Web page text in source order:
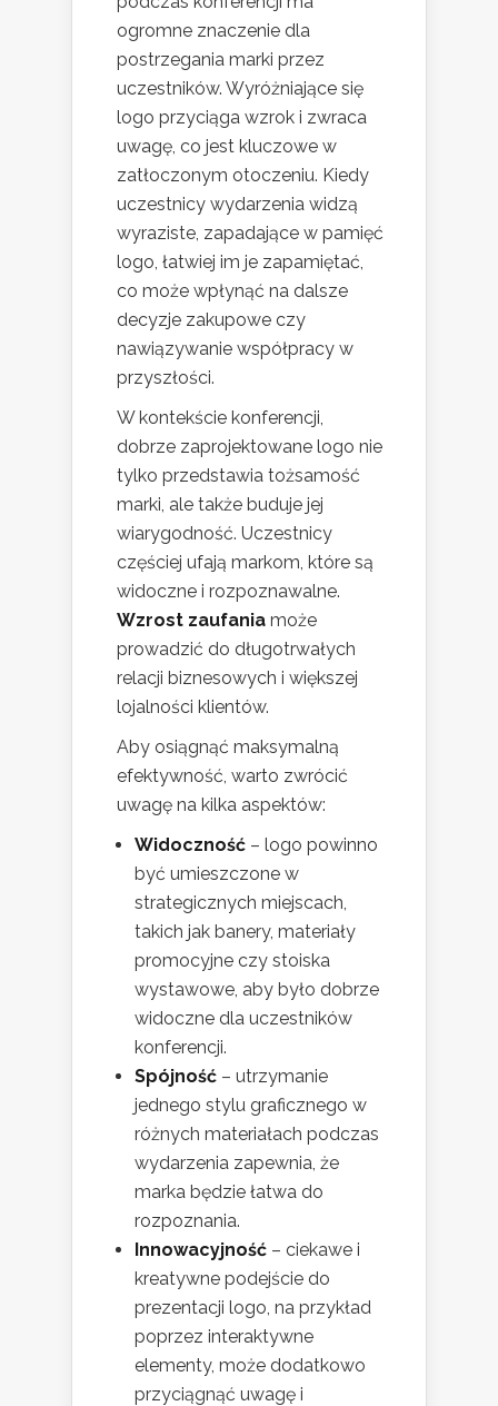
ogromne znaczenie dla
postrzegania marki przez
uczestników. Wyróżniające się
logo przyciąga wzrok i zwraca
uwagę, co jest kluczowe w
zatłoczonym otoczeniu. Kiedy
uczestnicy wydarzenia widzą
wyraziste, zapadające w pamięć
logo, łatwiej im je zapamiętać,
co może wpłynąć na dalsze
decyzje zakupowe czy
nawiązywanie współpracy w
przyszłości.
W kontekście konferencji,
dobrze zaprojektowane logo nie
tylko przedstawia tożsamość
marki, ale także buduje jej
wiarygodność. Uczestnicy
częściej ufają markom, które są
widoczne i rozpoznawalne.
Wzrost zaufania może
prowadzić do długotrwałych
relacji biznesowych i większej
lojalności klientów.
Aby osiągnąć maksymalną
efektywność, warto zwrócić
uwagę na kilka aspektów:
Widoczność – logo powinno
być umieszczone w
strategicznych miejscach,
takich jak banery, materiały
promocyjne czy stoiska
wystawowe, aby było dobrze
widoczne dla uczestników
konferencji.
Spójność – utrzymanie
jednego stylu graficznego w
różnych materiałach podczas
wydarzenia zapewnia, że
marka będzie łatwa do
rozpoznania.
Innowacyjność – ciekawe i
kreatywne podejście do
prezentacji logo, na przykład
poprzez interaktywne
elementy, może dodatkowo
przyciągnąć uwagę i